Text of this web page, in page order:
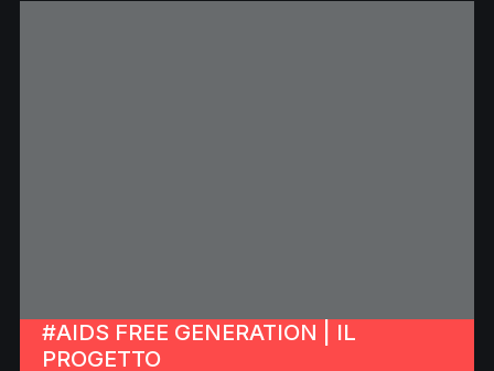
#AIDS FREE GENERATION | IL
PROGETTO